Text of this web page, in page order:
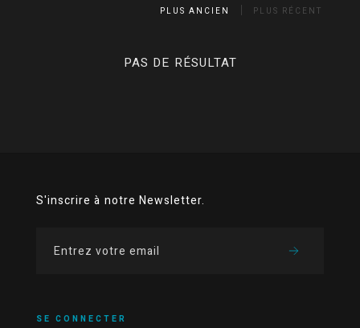
PLUS ANCIEN PLUS RÉCENT
PAS DE RÉSULTAT
S'inscrire à notre Newsletter.
SE CONNECTER